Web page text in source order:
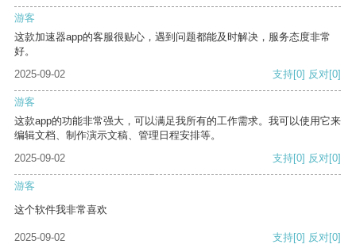
游客
这款加速器app的客服很贴心，遇到问题都能及时解决，服务态度非常
好。
2025-09-02
支持[0] 反对[0]
游客
这款app的功能非常强大，可以满足我所有的工作需求。我可以使用它来
编辑文档、制作演示文稿、管理日程安排等。
2025-09-02
支持[0] 反对[0]
游客
这个软件我非常喜欢
2025-09-02 支持[0] 反对[0]